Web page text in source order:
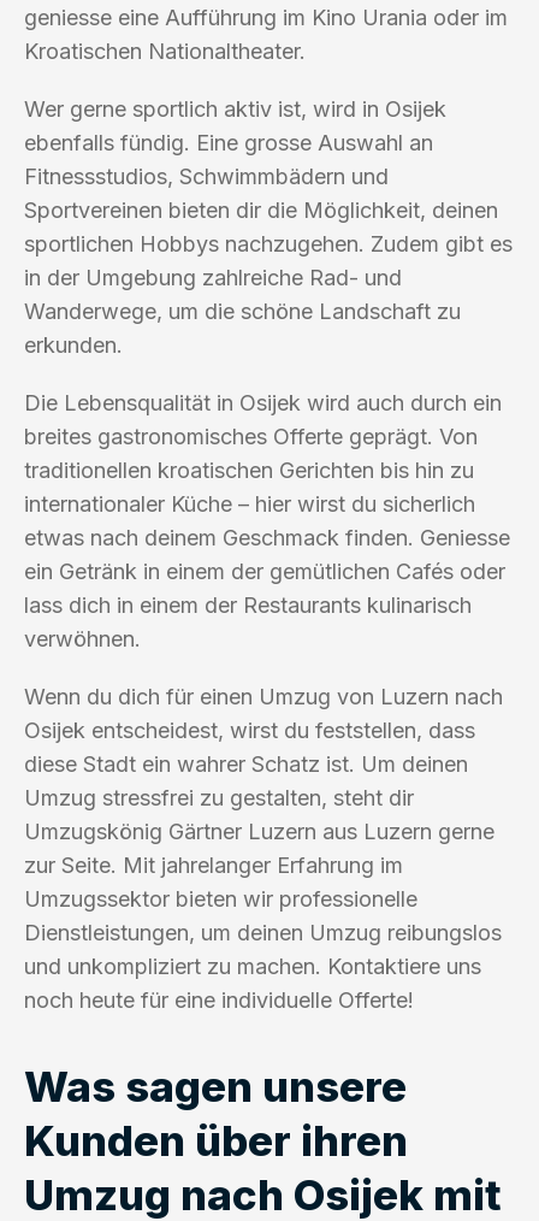
geniesse eine Aufführung im Kino Urania oder im
Kroatischen Nationaltheater.
Wer gerne sportlich aktiv ist, wird in Osijek
ebenfalls fündig. Eine grosse Auswahl an
Fitnessstudios, Schwimmbädern und
Sportvereinen bieten dir die Möglichkeit, deinen
sportlichen Hobbys nachzugehen. Zudem gibt es
in der Umgebung zahlreiche Rad- und
Wanderwege, um die schöne Landschaft zu
erkunden.
Die Lebensqualität in Osijek wird auch durch ein
breites gastronomisches Offerte geprägt. Von
traditionellen kroatischen Gerichten bis hin zu
internationaler Küche – hier wirst du sicherlich
etwas nach deinem Geschmack finden. Geniesse
ein Getränk in einem der gemütlichen Cafés oder
lass dich in einem der Restaurants kulinarisch
verwöhnen.
Wenn du dich für einen Umzug von Luzern nach
Osijek entscheidest, wirst du feststellen, dass
diese Stadt ein wahrer Schatz ist. Um deinen
Umzug stressfrei zu gestalten, steht dir
Umzugskönig Gärtner Luzern aus Luzern gerne
zur Seite. Mit jahrelanger Erfahrung im
Umzugssektor bieten wir professionelle
Dienstleistungen, um deinen Umzug reibungslos
und unkompliziert zu machen. Kontaktiere uns
noch heute für eine individuelle Offerte!
Was sagen unsere
Kunden über ihren
Umzug nach Osijek mit